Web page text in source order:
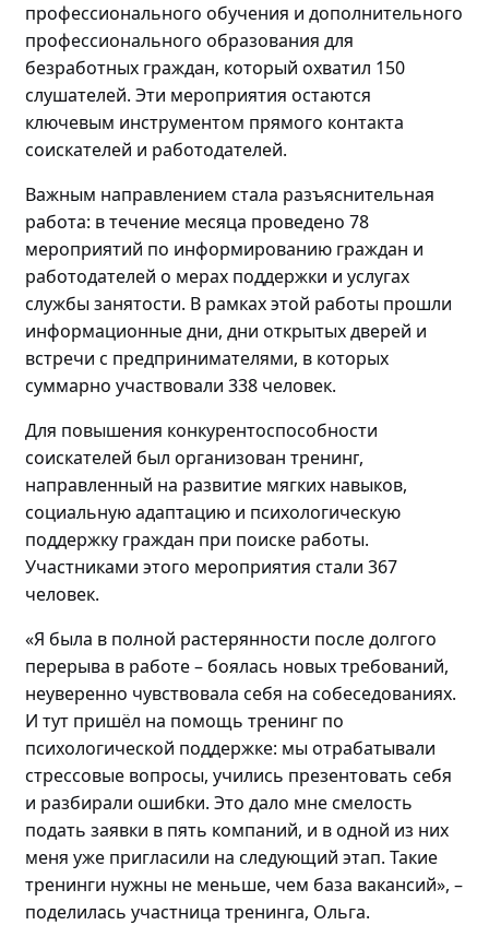
профессионального обучения и дополнительного
профессионального образования для
безработных граждан, который охватил 150
слушателей. Эти мероприятия остаются
ключевым инструментом прямого контакта
соискателей и работодателей.
Важным направлением стала разъяснительная
работа: в течение месяца проведено 78
мероприятий по информированию граждан и
работодателей о мерах поддержки и услугах
службы занятости. В рамках этой работы прошли
информационные дни, дни открытых дверей и
встречи с предпринимателями, в которых
суммарно участвовали 338 человек.
Для повышения конкурентоспособности
соискателей был организован тренинг,
направленный на развитие мягких навыков,
социальную адаптацию и психологическую
поддержку граждан при поиске работы.
Участниками этого мероприятия стали 367
человек.
«Я была в полной растерянности после долгого
перерыва в работе – боялась новых требований,
неуверенно чувствовала себя на собеседованиях.
И тут пришёл на помощь тренинг по
психологической поддержке: мы отрабатывали
стрессовые вопросы, учились презентовать себя
и разбирали ошибки. Это дало мне смелость
подать заявки в пять компаний, и водной из них
меня уже пригласили на следующий этап. Такие
тренинги нужны не меньше, чем база вакансий», –
поделилась участница тренинга, Ольга.